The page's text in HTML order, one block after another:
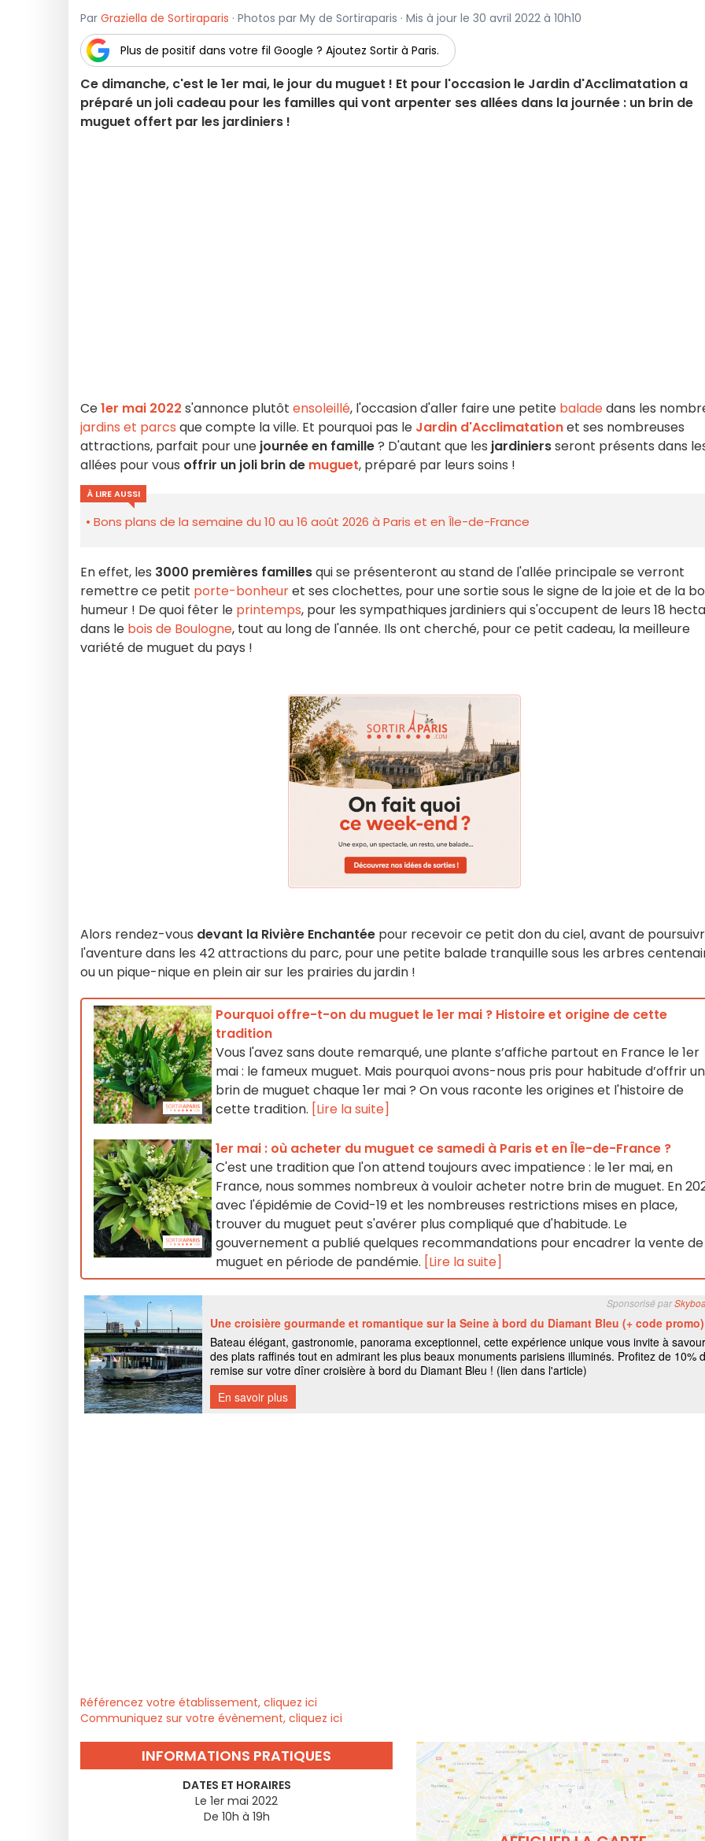
Par Graziella de Sortiraparis · Photos par My de Sortiraparis · Mis à jour le 30 avril 2022 à 10h10
Plus de positif dans votre fil Google ? Ajoutez Sortir à Paris.
Ce dimanche, c'est le 1er mai, le jour du muguet ! Et pour l'occasion le Jardin d'Acclimatation a
préparé un joli cadeau pour les familles qui vont arpenter ses allées dans la journée : un brin de
muguet offert par les jardiniers !
Ce1er mai 2022 s'annonce plutôt ensoleillé, l'occasion d'aller faire une petite baladedans les
jardins et parcs que compte la ville. Et pourquoi pas le Jardin d'Acclimatationet ses nombreuses
attractions, parfait pour une journée en famille? D'autant que les jardiniersseront présents dans
allées pour vous offrir un joli brin de muguet, préparé par leurs soins !
À LIRE AUSSI
Bons plans de la semaine du 10 au 16 août 2026 à Paris et en Île-de-France
En effet, les 3000 premières famillesqui se présenteront au stand de l'allée principale se verront
remettre ce petit porte-bonheuret ses clochettes, pour une sortie sous le signe de la joie et de la
humeur ! De quoi fêter le printemps, pour les sympathiques jardiniers qui s'occupent de leurs 18
dans le bois de Boulogne, tout au long de l'année. Ils ont cherché, pour ce petit cadeau, la meilleure
variété de muguet du pays !
Alors rendez-vous devant la Rivière Enchantée pour recevoir ce petit don du ciel, avant de
l'aventure dans les 42 attractions du parc, pour une petite balade tranquille sous les arbres
ou un pique-nique en plein air sur les prairies du jardin !
Pourquoi offre-t-on du muguet le 1er mai ? Histoire et origine de cette
tradition
Vous l'avez sans doute remarqué, une plante s’affiche partout en France le 1er
mai : le fameux muguet. Mais pourquoi avons-nous pris pour habitude d’offrir un
brin de muguet chaque 1er mai ? On vous raconte les origines et l'histoire de
cette tradition. [Lire la suite]
1er mai : où acheter du muguet ce samedi à Paris et en Île-de-France ?
C'est une tradition que l'on attend toujours avec impatience : le 1er mai, en
France, nous sommes nombreux à vouloir acheter notre brin de muguet. En
avec l'épidémie de Covid-19 et les nombreuses restrictions mises en place,
trouver du muguet peut s'avérer plus compliqué que d'habitude. Le
gouvernement a publié quelques recommandations pour encadrer la vente de
muguet en période de pandémie. [Lire la suite]
Référencez votre établissement, cliquez ici
Communiquez sur votre évènement, cliquez ici
INFORMATIONS PRATIQUES
DATES ET HORAIRES
Le 1er mai 2022
De 10h à 19h